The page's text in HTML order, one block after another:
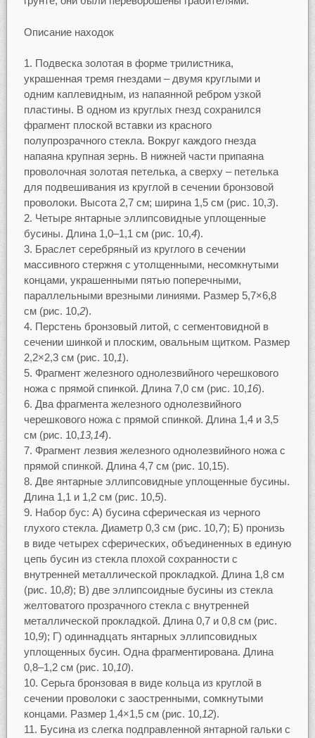
Описание находок
Подвеска золотая в форме трилистника,
украшенная тремя гнездами – двумя круглыми и
одним каплевидным, из напаянной ребром узкой
пластины. В одном из круглых гнезд сохранился
фрагмент плоской вставки из красного
полупрозрачного стекла. Вокруг каждого гнезда
напаяна крупная зернь. В нижней части припаяна
проволочная золотая петелька, а сверху – петелька
для подвешивания из круглой в сечении бронзовой
проволоки. Высота 2,7 см; ширина 1,5 см (рис. 10,3).
Четыре янтарные эллипсовидные уплощенные
бусины. Длина 1,0–1,1 см (рис. 10,4).
Браслет серебряный из круглого в сечении
массивного стержня с утолщенными, несомкнутыми
концами, украшенными пятью поперечными,
параллельными врезными линиями. Размер 5,7×6,8
см (рис. 10,2).
Перстень бронзовый литой, с сегментовидной в
сечении шинкой и плоским, овальным щитком. Размер
2,2×2,3 см (рис. 10,1).
Фрагмент железного однолезвийного черешкового
ножа с прямой спинкой. Длина 7,0 см (рис. 10,16).
Два фрагмента железного однолезвийного
черешкового ножа с прямой спинкой. Длина 1,4 и 3,5
см (рис. 10,13,14).
Фрагмент лезвия железного однолезвийного ножа с
прямой спинкой. Длина 4,7 см (рис. 10,15).
Две янтарные эллипсовидные уплощенные бусины.
Длина 1,1 и 1,2 см (рис. 10,5).
Набор бус: А) бусина сферическая из черного
глухого стекла. Диаметр 0,3 см (рис. 10,7); Б) пронизь
в виде четырех сферических, объединенных в единую
цепь бусин из стекла плохой сохранности с
внутренней металлической прокладкой. Длина 1,8 см
(рис. 10,8); В) две эллипсоидные бусины из стекла
желтоватого прозрачного стекла с внутренней
металлической прокладкой. Длина 0,7 и 0,8 см (рис.
10,9); Г) одиннадцать янтарных эллипсовидных
уплощенных бусин. Одна фрагментирована. Длина
0,8–1,2 см (рис. 10,10).
Серьга бронзовая в виде кольца из круглой в
сечении проволоки с заостренными, сомкнутыми
концами. Размер 1,4×1,5 см (рис. 10,12).
Бусина из слегка подправленной янтарной гальки с